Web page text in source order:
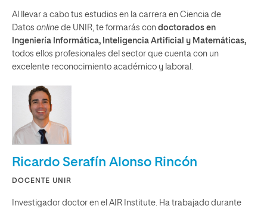
Al llevar a cabo tus estudios en la carrera en Ciencia de
Datos online de UNIR, te formarás con doctorados en
Ingeniería Informática, Inteligencia Artificial y Matemáticas,
todos ellos profesionales del sector que cuenta con un
excelente reconocimiento académico y laboral.
Ricardo Serafín Alonso Rincón
DOCENTE UNIR
Investigador doctor en el AIR Institute. Ha trabajado durante